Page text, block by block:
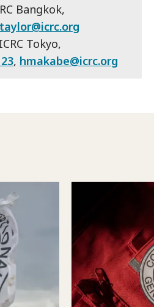
Bangkok,
Tokyo,
, hmakabe@icrc.org